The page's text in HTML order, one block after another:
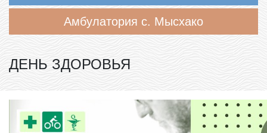
Амбулатория с. Мысхако
ДЕНЬ ЗДОРОВЬЯ